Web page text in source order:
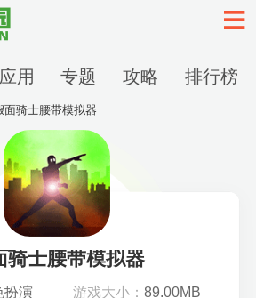
应用 专题 攻略 排行榜
面骑士腰带模拟器
骑士腰带模拟器
扮演 游戏大小：89.00MB